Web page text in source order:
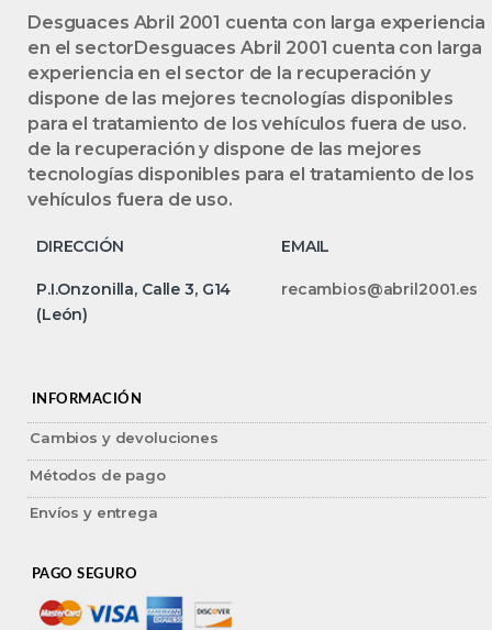
Desguaces Abril 2001 cuenta con larga experiencia
en el sectorDesguaces Abril 2001 cuenta con larga
experiencia en el sector de la recuperación y
dispone de las mejores tecnologías disponibles
para el tratamiento de los vehículos fuera de uso.
de la recuperación y dispone de las mejores
tecnologías disponibles para el tratamiento de los
vehículos fuera de uso.
DIRECCIÓN EMAIL
P.I.Onzonilla, Calle 3, G14
(León)
recambios@abril2001.es
INFORMACIÓN
Cambios y devoluciones
Métodos de pago
Envíos y entrega
PAGO SEGURO